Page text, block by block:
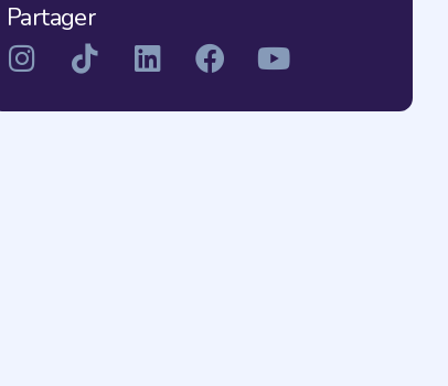
Partager